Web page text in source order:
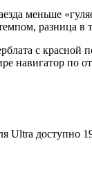
меньше
разница в
с красной
навигатор по
Ultra